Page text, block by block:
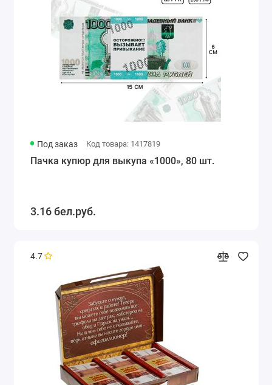
Под заказ Код товара: 1417819
Пачка купюр для выкупа «1000», 80 шт.
3.16 бел.руб.
4.7